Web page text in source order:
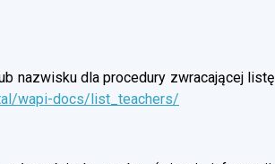
nazwisku dla procedury zwracającej listę
wapi-docs/list_teachers/